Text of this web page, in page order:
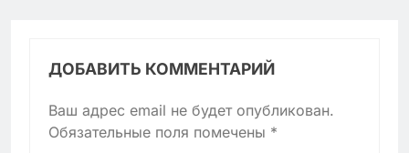
ДОБАВИТЬ КОММЕНТАРИЙ
Ваш адрес email не будет опубликован.
Обязательные поля помечены *